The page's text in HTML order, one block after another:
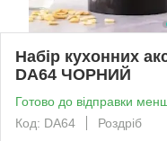
Набір кухонних
DA64 ЧОРНИЙ
Готово до відправки
Код: DA64
Роздріб